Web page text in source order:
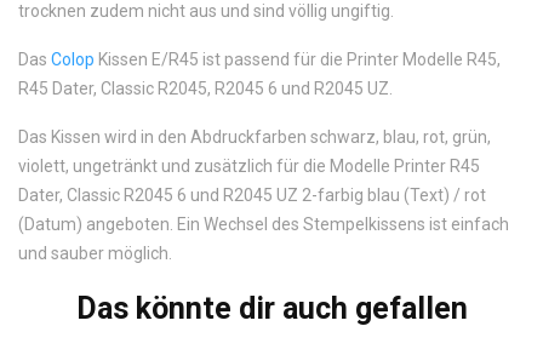
trocknen zudem nicht aus und sind völlig ungiftig.
Das Colop Kissen E/R45 ist passend für die Printer Modelle R45,
R45 Dater, Classic R2045, R2045 6 und R2045 UZ.
Das Kissen wird in den Abdruckfarben schwarz, blau, rot, grün,
violett, ungetränkt und zusätzlich für die Modelle Printer R45
Dater, Classic R2045 6 und R2045 UZ 2-farbig blau (Text) / rot
(Datum) angeboten. Ein Wechsel des Stempelkissens ist einfach
und sauber möglich.
Das könnte dir auch gefallen